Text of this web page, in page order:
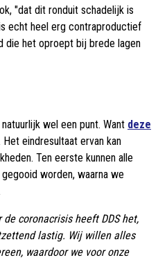
"dat dit ronduit schadelijk is
echt heel erg contraproductief
die het oproept bij brede lagen
wel een punt. Want deze
eindresultaat ervan kan
Ten eerste kunnen alle
worden, waarna we
coronacrisis heeft DDS het,
lastig. Wij willen alles
waardoor we voor onze